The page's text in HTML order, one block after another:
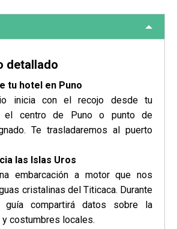
detallado
tu hotel en Puno
inicia con el recojo desde tu
el centro de Puno o punto de
Te trasladaremos al puerto
las Islas Uros
embarcación a motor que nos
cristalinas del Titicaca. Durante
compartirá datos sobre la
y costumbres locales.